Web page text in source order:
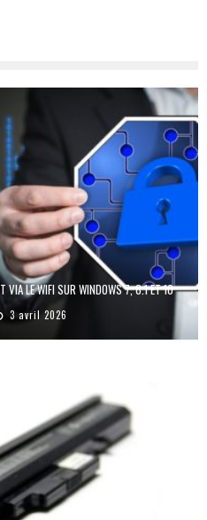
VIA LE WIFI SUR WINDOWS 7, 8.1 ET 10
3 avril 2026